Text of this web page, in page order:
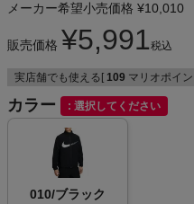
もっと見る
メンズカジュアルウェア
レディースカジュアルウェア
メーカー希望小売価格 ¥10,010
販売価格 ¥5,991税込
実店舗でも使える[ 109 マリオポイ
カラー 選択してください
010/ブラック